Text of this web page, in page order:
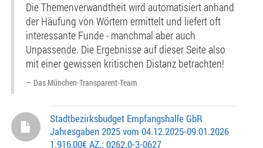
Die Themenverwandtheit wird automatisiert anhand
der Häufung von Wörtern ermittelt und liefert oft
interessante Funde - manchmal aber auch
Unpassende. Die Ergebnisse auf dieser Seite also
mit einer gewissen kritischen Distanz betrachten!
Das München-Transparent-Team
Stadtbezirksbudget Empfangshalle GbR
Jahresgaben 2025 vom 04.12.2025-09.01.2026
1.916,00€ AZ.: 0262.0-3-0627